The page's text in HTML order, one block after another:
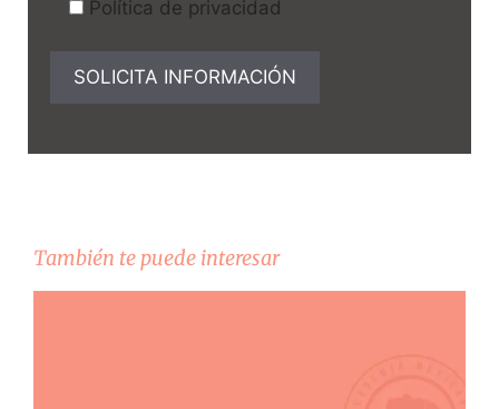
Política de privacidad
También te puede interesar